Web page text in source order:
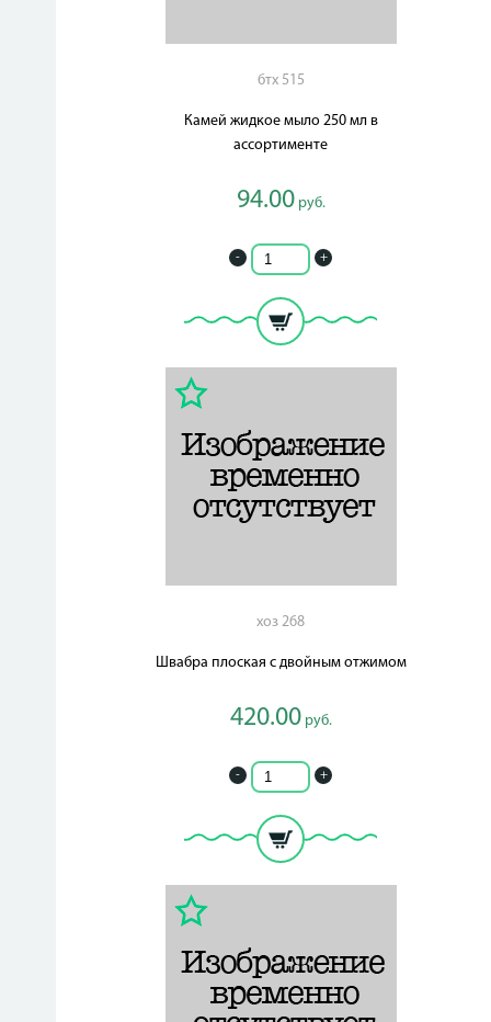
бтх 515
Камей жидкое мыло 250 мл в
ассортименте
94.00руб.
- +
хоз 268
Швабра плоская с двойным отжимом
420.00руб.
- +